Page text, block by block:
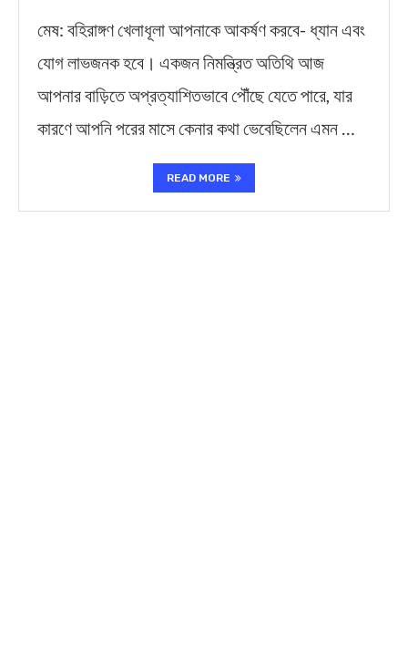
মেষ: বহিরাঙ্গণ খেলাধূলা আপনাকে আকর্ষণ করবে- ধ্যান এবং
যোগ লাভজনক হবে। একজন নিমন্ত্রিত অতিথি আজ
আপনার বাড়িতে অপ্রত্যাশিতভাবে পৌঁছে যেতে পারে, যার
কারণে আপনি পরের মাসে কেনার কথা ভেবেছিলেন এমন …
READ MORE